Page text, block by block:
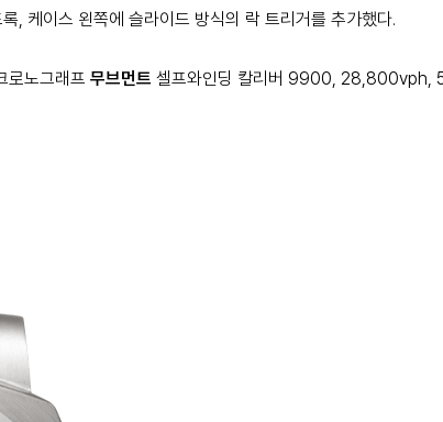
, 케이스 왼쪽에 슬라이드 방식의 락 트리거를 추가했다.
로노그래프 무브먼트 셀프와인딩 칼리버 9900, 28,800vph,